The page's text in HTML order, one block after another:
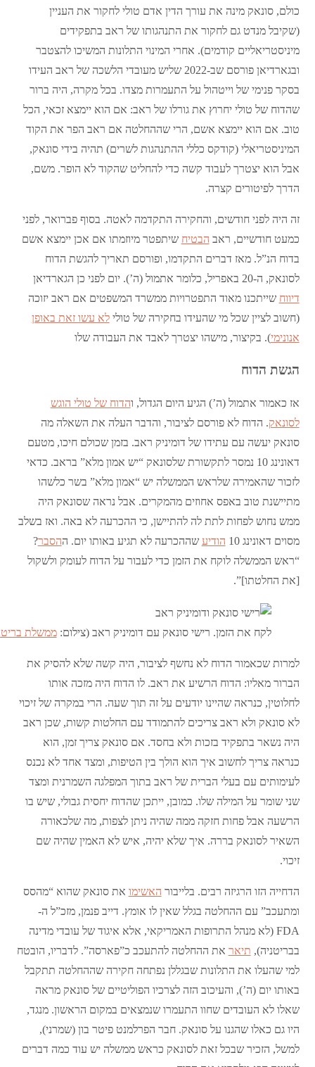
כולם, סונאק מינה את עורך הדין אדם טולי לחקור את העניין
(שקיבל מנדט גם לחקור את התנהגותו של ראב בתפקידים
מיניסטריאליים קודמים). אחרי המינוי התלונות המשיכו להצטבר
ובגארדיאן פורסם שב-2022 שליש מעובדי הלשכה של ראב העידו
בסקר פנימי של וייטהול על התעמרות מצדו. בכל מקרה, היה ברור
שהדוח של טולי יחרוץ את גורלו של ראב: אם הוא יימצא זכאי, הכל
טוב. אם הוא יימצא אשם, הרי שההחלטה אם ראב הפר את הקוד
המיניסטריאלי (קודקס כללי ההתנהגות לשרים) תהיה בידי סונאק,
אבל הוא יצטרך לעבוד קשה כדי להחליט שהקוד לא הופר. משם,
הדרך לפיטורים קצרה.
זה היה לפני חודשים, והחקירה התקדמה לאטה. בסוף פברואר, לפני
כמעט חודשיים, ראב הבטיח שיתפטר מיוזמתו אם אכן יימצא אשם
בדוח הנ”ל. מאז דברים התקדמו, ופורסם תאריך להגשת הדוח
לסונאק, ה-20 באפריל, כלומר אתמול (ה’). יום לפני כן הגארדיאן
דיווח שייתכנו מאוד התפטרויות ממשרד המשפטים אם ראב יזוכה
(חשוב לציין שכל מי שהעידו בחקירה של טולילא עשו זאת באופן
אנונימי). בקיצור, מישהו יצטרך לאבד את העבודה שלו
הגשת הדוח
אז כאמור אתמול (ה’) הגיע היום הגדול, והדוח של טולי הוגש
לסונאק. הדוח לא פורסם לציבור, והדבר העלה את השאלה מה
סונאק יעשה עם עתידו של דומיניק ראב. בזמן שכולם חיכו, מטעם
דאונינג 10 נמסר לתקשורת שלסונאק “יש אמון מלא” בראב. כדאי
לזכור שהאמירה שלראש הממשלה יש “אמון מלא” בשר כלשהו
מתיישנת טוב באפס אחוזים מהמקרים. אבל נראה שסונאק היה
ממש נחוש לפחות לתת לה להתיישן, כי ההכרעה לא באה. ואז בשלב
מסוים דאונינג 10
הודיע שההכרעה לא תגיע באותו יום. ההסבר?
“ראש הממשלה לוקח את הזמן כדי לעבור על הדוח לעומק ולשקול
[את החלטתו]”.
לקח את הזמן. רישי סונאק עם דומיניק ראב (צילום:ממשלת
למרות שכאמור הדוח לא נחשף לציבור, היה קשה שלא להסיק את
הברור מאליו: הדוח הרשיע את ראב. לו הדוח היה מזכה אותו
לחלוטין, כנראה שהיינו יודעים על זה תוך שעה. הרי במקרה של זיכוי
לא סונאק ולא ראב צריכים להתמודד עם החלטות קשות, שכן ראב
היה נשאר בתפקיד בזכות ולא בחסד. אם סונאק צריך זמן, הוא
כנראה צריך לחשוב איך הוא הולך בין הטיפות, ומצד אחד לא נכנס
לעימותים עם בעלי הברית של ראב בתוך המפלגה השמרנית ומצד
שני שומר על המילה שלו. כמובן, ייתכן שהדוח יחסית גבולי, שיש בו
הרשעה אבל פחות חזקה ממה שהיה ניתן לצפות, מה שלכאורה
השאיר לסונאק בררה. איך שלא יהיה, איש לא האמין שהיה שם
זיכוי.
הדחייה הזו הרגיזה רבים. בלייבור האשימו את סונאק שהוא “מהסס
ומתעכב” עם ההחלטה בגלל שאין לו אומץ. דייב פנמן, מזכ”ל ה-
FDA (לא מנהל התרופות האמריקאי, אלא איגוד של עובדי מדינה
בבריטניה), תיאר את ההחלטה להתעכב כ”פארסה”. לדבריו, הובטח
למי שהעלו את התלונות שבגללן נפתחה חקירה שההחלטה תתקבל
באותו יום (ה’), והעיכוב הזה לצרכיו הפוליטיים של סונאק מראה
שאלו לא העובדים שחוו התעמרו שנמצאים במקום הראשון. מנגד,
היו גם כאלו שהגנו על סונאק. חבר הפרלמנט פיטר בון (שמרני),
למשל, הזכיר שבכל זאת לסונאק כראש ממשלה יש עוד כמה דברים